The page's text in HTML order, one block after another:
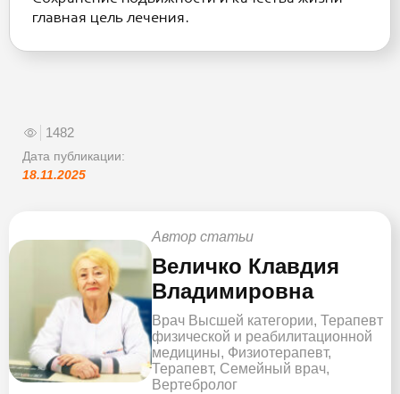
главная цель лечения.
1482
Дата публикации:
18.11.2025
Автор статьи
Величко Клавдия
Владимировна
Врач Высшей категории, Терапевт
физической и реабилитационной
медицины, Физиотерапевт,
Терапевт, Семейный врач,
Вертебролог